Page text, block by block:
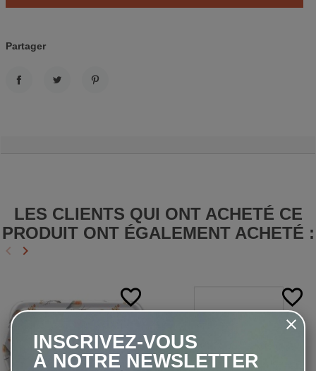
Partager
LES CLIENTS QUI ONT ACHETÉ CE
PRODUIT ONT ÉGALEMENT ACHETÉ :
Précédent
keyboard_arrow_left Suivant
keyboard_arrow_right
favorite_border favorite_border
INSCRIVEZ-VOUS
À NOTRE NEWSLETTER